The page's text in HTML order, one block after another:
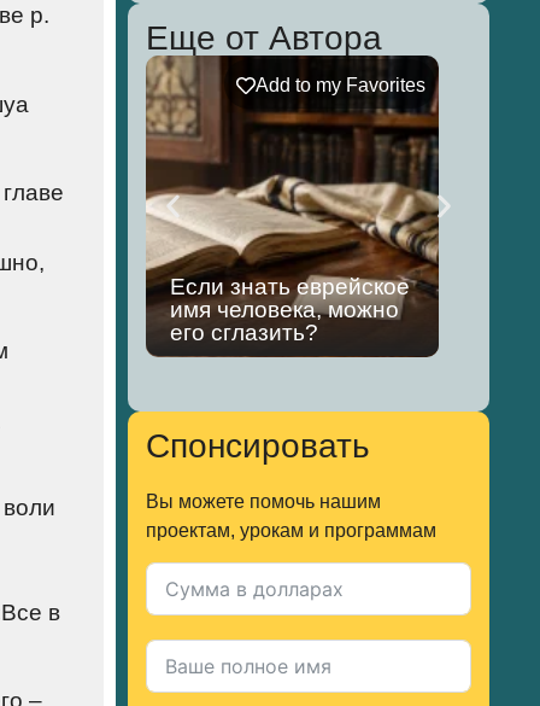
р.
в
–
Еще от Автора
Add to my Favorites
Если знать еврейское
имя человека, можно
его сглазить?
Спонсировать
Вы можете помочь нашим
проектам, урокам и программам